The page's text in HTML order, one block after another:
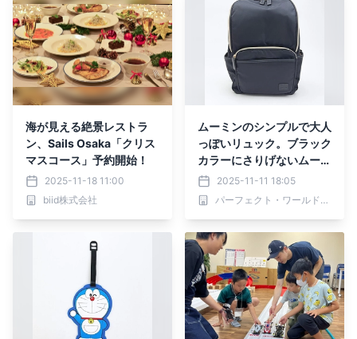
海が見える絶景レストラ
ン、Sails Osaka「クリス
マスコース」予約開始！
2025-11-18 11:00
biid株式会社
ムーミンのシンプルで大人
っぽいリュック。ブラック
カラーにさりげないムーミ
ンデザインがおしゃれすぎ
ます。
2025-11-11 18:05
パーフェクト・ワールド株式会社